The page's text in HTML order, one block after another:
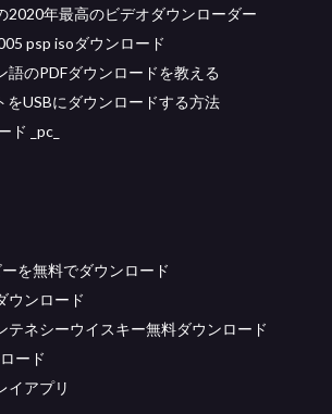
2020年最高のビデオダウンローダー
psp isoダウンロード
語のPDFダウンロードを教える
USBにダウンロードする方法
ド _pc_
を無料でダウンロード
ウンロード
テネシーウイスキー無料ダウンロード
ード
イアプリ